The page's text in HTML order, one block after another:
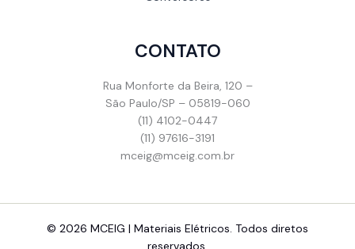
CONTATO
Rua Monforte da Beira, 120 –
São Paulo/SP – 05819-060
(11) 4102-0447
(11) 97616-3191
mceig@mceig.com.br
© 2026 MCEIG | Materiais Elétricos. Todos diretos
reservados.